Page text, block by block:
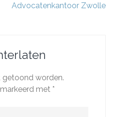
Advocatenkantoor Zwolle
getoond worden.
met *